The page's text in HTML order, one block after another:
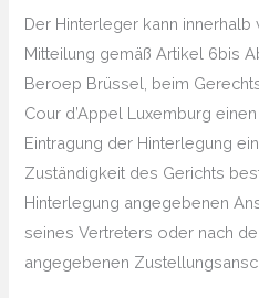
Der Hinterleger kann
Mitteilung gemäß Artikel 6bis
Beroep Brüssel, beim
Cour d’Appel Luxemburg
Eintragung der Hinterlegung
Zuständigkeit des Gerichts
Hinterlegung angegebenen
seines Vertreters oder nach
angegebenen